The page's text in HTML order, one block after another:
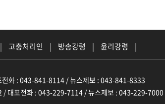
| 고충처리인 | 방송강령 | 윤리강령
|
화 : 043-841-8114 / 뉴스제보 : 043-841-8333
/ 대표전화 : 043-229-7114 / 뉴스제보 : 043-229-7000